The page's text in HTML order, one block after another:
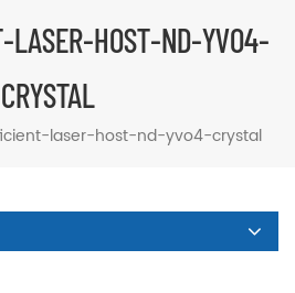
LASER-HOST-ND-YVO4-
CRYSTAL
laser-host-nd-yvo4-crystal